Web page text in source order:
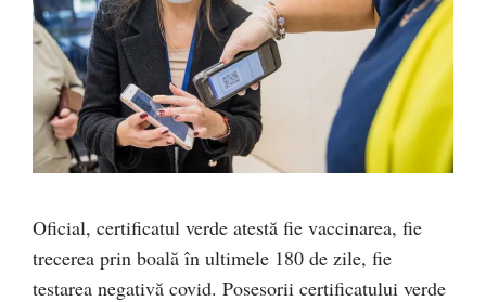
Oficial, certificatul verde atestă fie vaccinarea, fie
trecerea prin boală în ultimele 180 de zile, fie
testarea negativă covid. Posesorii certificatului verde